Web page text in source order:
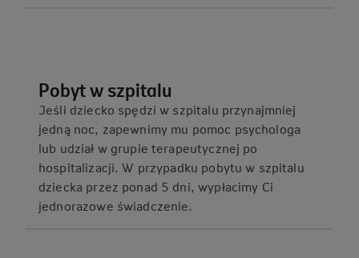
Pobyt w szpitalu
Jeśli dziecko spędzi w szpitalu przynajmniej
jedną noc, zapewnimy mu pomoc psychologa
lub udział w grupie terapeutycznej po
hospitalizacji. W przypadku pobytu w szpitalu
dziecka przez ponad 5 dni, wypłacimy Ci
jednorazowe świadczenie.